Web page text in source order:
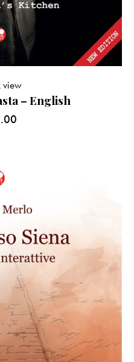
– English
view